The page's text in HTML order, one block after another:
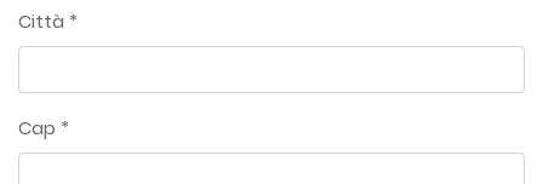
Città *
Cap *